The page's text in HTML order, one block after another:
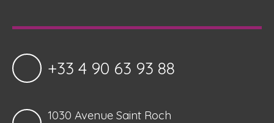
+33 4 90 63 93 88
1030 Avenue Saint Roch